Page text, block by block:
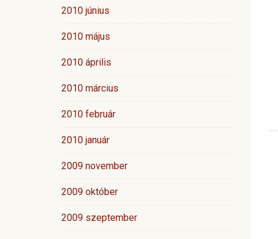
2010 június
2010 május
2010 április
2010 március
2010 február
2010 január
2009 november
2009 október
2009 szeptember